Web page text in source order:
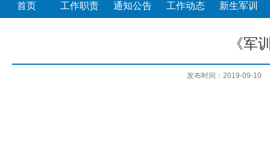
首页 工作职责 通知公告 工作动态 新生军训
《军
发布时间：2019-09-10